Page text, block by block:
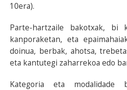
10era).
Parte-hartzaile bakotxak, bi
kanporaketan, eta
doinua, berbak, ahotsa,
eta kantutegi zaharrekoa edo
Kategoria eta modalidade